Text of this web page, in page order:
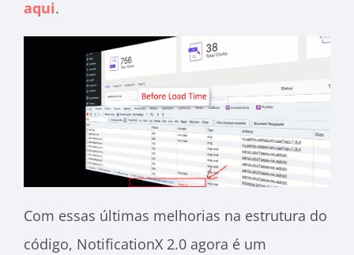
aqui.
Com essas últimas melhorias na estrutura do
código, NotificationX 2.0 agora é um